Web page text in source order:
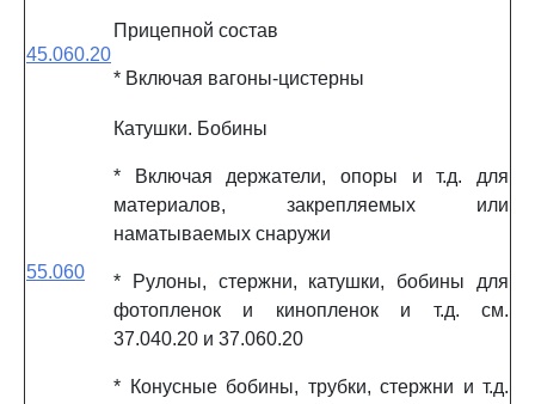
45.060.20
Прицепной состав
* Включая вагоны-цистерны
55.060
Катушки. Бобины
* Включая держатели, опоры и т.д. для
материалов, закрепляемых или
наматываемых снаружи
* Рулоны, стержни, катушки, бобины для
фотопленок и кинопленок и т.д. см.
37.040.20 и 37.060.20
* Конусные бобины, трубки, стержни и т.д.